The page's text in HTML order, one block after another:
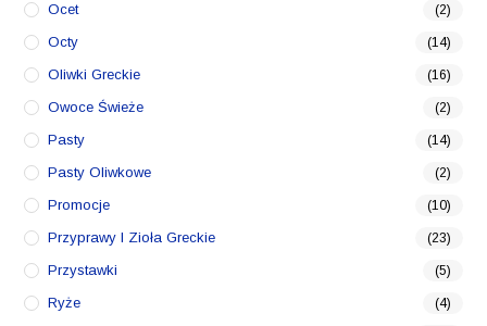
Ocet (2)
Octy (14)
Oliwki Greckie (16)
Owoce Świeże (2)
Pasty (14)
Pasty Oliwkowe (2)
Promocje (10)
Przyprawy I Zioła Greckie (23)
Przystawki (5)
Ryże (4)